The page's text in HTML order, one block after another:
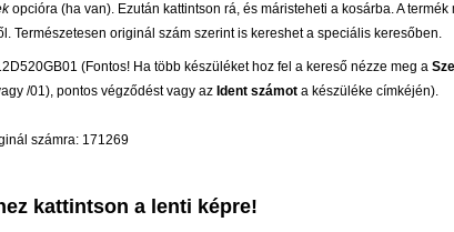
opcióra (ha van). Ezután kattintson rá, és máristeheti a kosárba. A
Természetesen originál szám szerint is kereshet a speciális keresőben.
(Fontos! Ha több készüléket hoz fel a kereső nézze meg a
/01), pontos végződést vagy az Ident számota készüléke címkéjén).
számra: 171269
kattintson a lenti képre!